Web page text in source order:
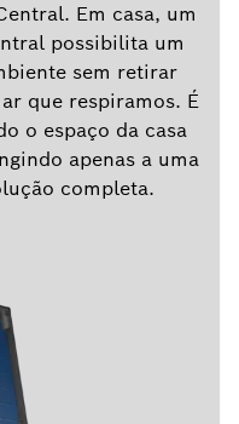
Em casa, um
possibilita um
sem retirar
que respiramos. É
o espaço da casa
apenas a uma
completa.